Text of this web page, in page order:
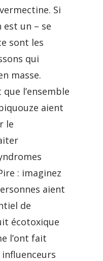
Si
est un – se
sont les
qui
masse.
l’ensemble
aient
le
: imaginez
aient
de
écotoxique
l’ont fait